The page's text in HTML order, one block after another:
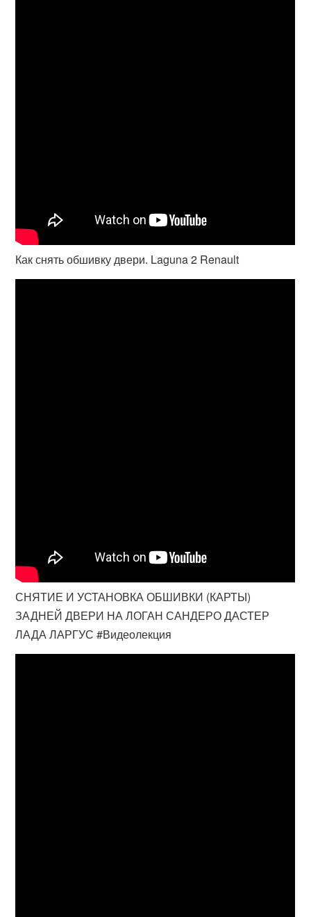
Как снять обшивку двери. Laguna 2 Renault
СНЯТИЕ И УСТАНОВКА ОБШИВКИ (КАРТЫ)
ЗАДНЕЙ ДВЕРИ НА ЛОГАН САНДЕРО ДАСТЕР
ЛАДА ЛАРГУС #Видеолекция